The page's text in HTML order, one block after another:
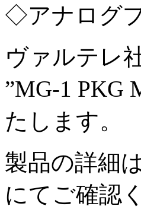
◇アナログ
ヴァルテレ
”MG-1 PKG
たします。
製品の詳細
にてご確認